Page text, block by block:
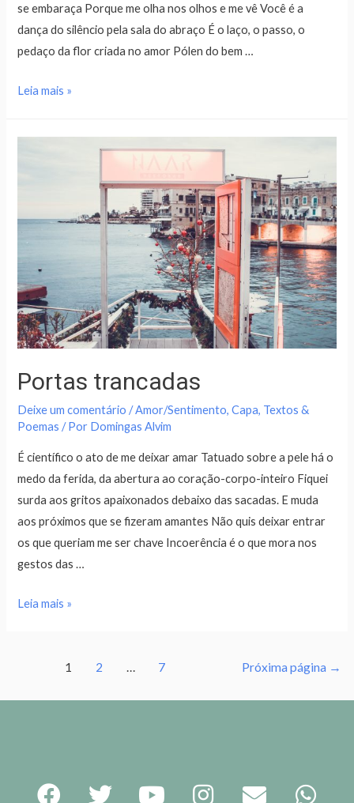
se embaraça Porque me olha nos olhos e me vê Você é a
dança do silêncio pela sala do abraço É o laço, o passo, o
pedaço da flor criada no amor Pólen do bem …
Leia mais »
Portas trancadas
Deixe um comentário /Amor/Sentimento,Capa, Textos &
Poemas / Por Domingas Alvim
É científico o ato de me deixar amar Tatuado sobre a pele há o
medo da ferida, da abertura ao coração-corpo-inteiro Fiquei
surda aos gritos apaixonados debaixo das sacadas. E muda
aos próximos que se fizeram amantes Não quis deixar entrar
os que queriam me ser chave Incoerência é o que mora nos
gestos das …
Leia mais »
1 2 … 7 Próxima página →